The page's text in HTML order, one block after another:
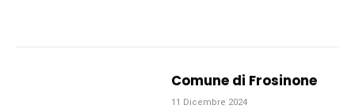
Comune di Frosinone
11 Dicembre 2024